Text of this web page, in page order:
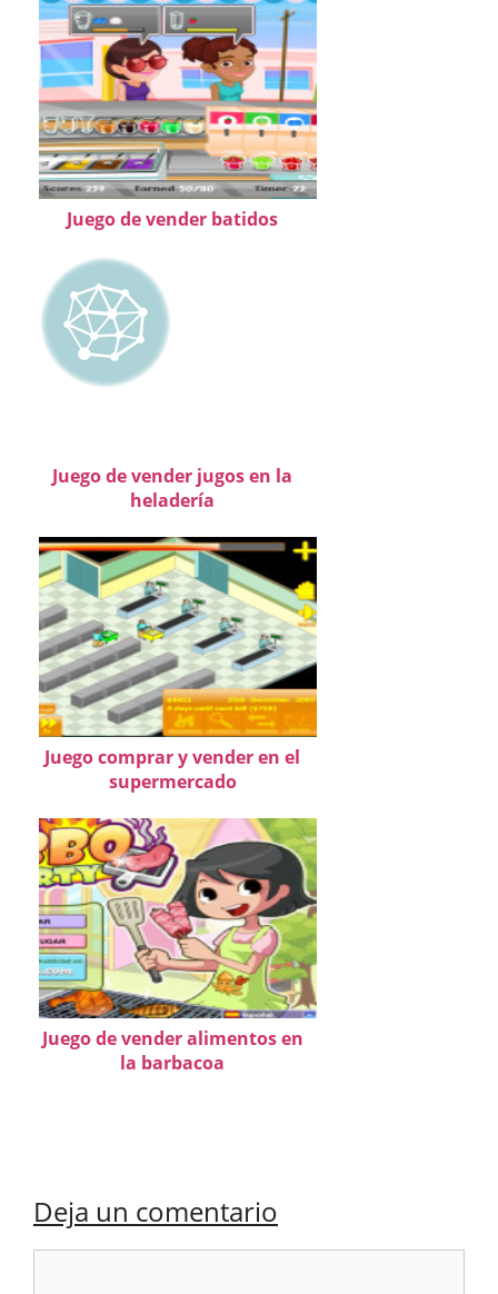
Juego de vender batidos
Juego de vender jugos en la
heladería
Juego comprar y vender en el
supermercado
Juego de vender alimentos en
la barbacoa
Deja un comentario